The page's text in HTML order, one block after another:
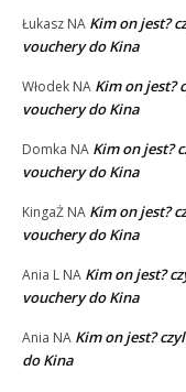
Łukasz NA Kim on jest?
vouchery do Kina
Włodek NA Kim on jest?
vouchery do Kina
Domka NA Kim on jest?
vouchery do Kina
KingaŻ NA Kim on jest?
vouchery do Kina
Ania L NA Kim on jest?
vouchery do Kina
Ania NA Kim on jest?
do Kina